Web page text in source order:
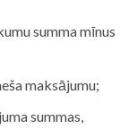
summa mīnus
maksājumu;
summas,